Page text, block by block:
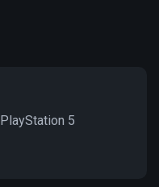
PlayStation 5